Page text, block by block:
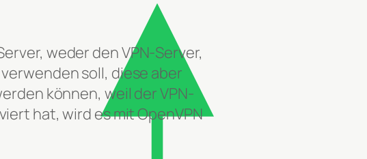
weder den VPN-Server,
soll, diese aber
können, weil der VPN-
hat, wird es mit OpenVPN